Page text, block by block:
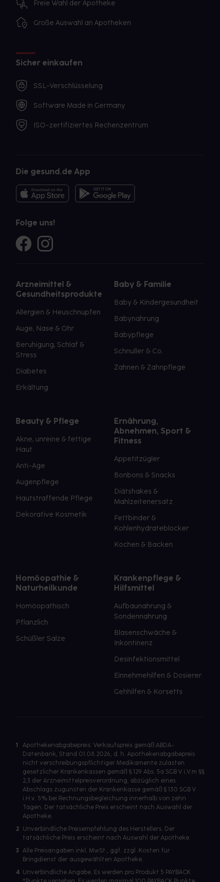
Freie Wahl der Apotheke
Große Auswahl an Apotheken
Sicher einkaufen
SSL-Verschlüsselung
Software Made in Germany
ISO-zertifiziertes Rechenzentrum
Die gesund.de App
Folge uns!
Arzneimittel &
Gesundheitsprodukte
Allergien & Heuschnupfen
Auge, Nase & Ohr
Beruhigung, Schlaf &
Stress
Diabetes
Erkältung
Baby & Familie
Baby & Kindergesundheit
Babynahrung
Babypflege
Schnuller & Co.
Zahnen & Zahnpflege
Beauty & Pflege
Akne, unreine & fettige
Haut
Anti-Age
Augenpflege
Hautstraffende Pflege
Dekorative Kosmetik
Ernährung,
Abnehmen, Sport &
Fitness
Appetitzügler
Bonbons & Snacks
Diätshakes &
Mahlzeitenersatz
Fettbinder &
Kohlenhydrateblocker
Kochen & Backen
Homöopathie &
Naturheilkunde
Homöopathisch
Pflanzlich
Schüßler Salze
Krankenpflege &
Hilfsmittel
Aufbaunahrung &
Sondennahrung
Blasenschwäche &
Inkontinenz
Desinfektionsmittel
Einnehmehilfen & Dosierer
Gehhilfen & Korsetts
1
Apothekenabgabepreis: Verkaufspreis gemäß ABDA-
Datenbank, Stand 01.08.2026, d. h. Apothekenabgabepreis
nicht verschreibungspflichtiger Medikamente zulasten
gesetzlicher Krankenkassen gemäß § 129 Abs. 5a SGB V i.V.m §§
2,3 der Arzneimittelpreisverordnung, abzüglich eines
Abschlags zugunsten der Krankenkasse gemäß § 130 SGB V
i.H.v. 5% bei Rechnungsbegleichung innerhalb von zehn
Tagen. Der tatsächliche Preis erscheint nach Auswahl der
Apotheke.
2 Unverbindliche Preisempfehlung des Herstellers. Der
tatsächliche Preis erscheint nach Auswahl der Apotheke.
3 Alle Preisangaben inkl. MwSt., ggf. zzgl. Kosten für
Bringdienst der ausgewählten Apotheke.
4 Unverbindliche Angabe. Es werden pro Produkt 5 PAYBACK